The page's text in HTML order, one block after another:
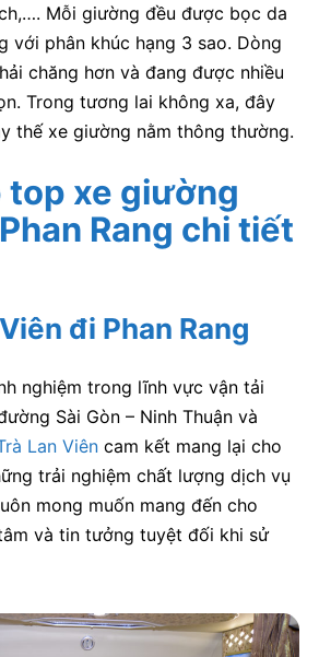
Mỗi giường đều được bọc da
với phân khúc hạng 3 sao. Dòng
chăng hơn và đang được nhiều
Trong tương lai không xa, đây
thế xe giường nằm thông thường.
top xe giường
Rang chi tiết
đi Phan Rang
nghiệm trong lĩnh vực vận tải
Sài Gòn – Ninh Thuận và
Lan Viên cam kết mang lại cho
trải nghiệm chất lượng dịch vụ
mong muốn mang đến cho
và tin tưởng tuyệt đối khi sử